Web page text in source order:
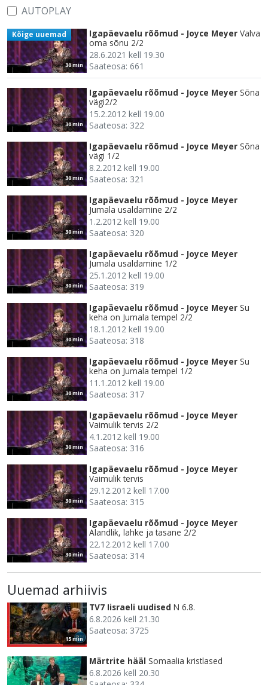
AUTOPLAY
30 min
Kõige uuemad Igapäevaelu rõõmud - Joyce Meyer Valva
oma sõnu 2/2
28.6.2021 kell 19.30
Saateosa: 661
30 min
Igapäevaelu rõõmud - Joyce Meyer Sõna
vägi2/2
15.2.2012 kell 19.00
Saateosa: 322
30 min
Igapäevaelu rõõmud - Joyce Meyer Sõna
vägi 1/2
8.2.2012 kell 19.00
Saateosa: 321
30 min
Igapäevaelu rõõmud - Joyce Meyer
Jumala usaldamine 2/2
1.2.2012 kell 19.00
Saateosa: 320
30 min
Igapäevaelu rõõmud - Joyce Meyer
Jumala usaldamine 1/2
25.1.2012 kell 19.00
Saateosa: 319
30 min
Igapäevaelu rõõmud - Joyce Meyer Su
keha on Jumala tempel 2/2
18.1.2012 kell 19.00
Saateosa: 318
30 min
Igapäevaelu rõõmud - Joyce Meyer Su
keha on Jumala tempel 1/2
11.1.2012 kell 19.00
Saateosa: 317
30 min
Igapäevaelu rõõmud - Joyce Meyer
Vaimulik tervis 2/2
4.1.2012 kell 19.00
Saateosa: 316
30 min
Igapäevaelu rõõmud - Joyce Meyer
Vaimulik tervis
29.12.2012 kell 17.00
Saateosa: 315
30 min
Igapäevaelu rõõmud - Joyce Meyer
Alandlik, lahke ja tasane 2/2
22.12.2012 kell 17.00
Saateosa: 314
Uuemad arhiivis
15 min
TV7 Iisraeli uudised N 6.8.
6.8.2026 kell 21.30
Saateosa: 3725
Märtrite hääl Somaalia kristlased
6.8.2026 kell 20.30